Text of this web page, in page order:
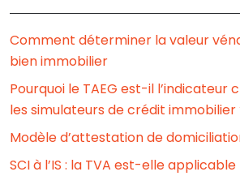
Comment déterminer la valeur
bien immobilier
Pourquoi le TAEG est-il
les simulateurs de crédit immobilier
Modèle d’attestation de
SCI à l’IS : la TVA est-elle applicable